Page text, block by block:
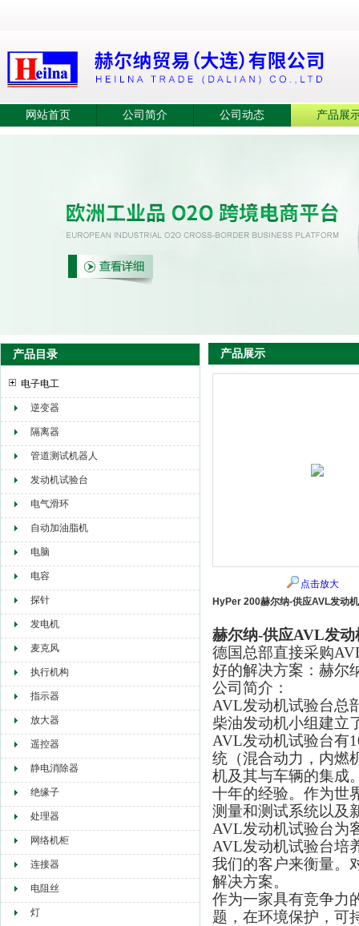
赫尔纳贸易（大连）有限公司
网站首页 公司简介 公司动态 产品展
产品目录
电子电工
逆变器
隔离器
管道测试机器人
发动机试验台
电气滑环
自动加油脂机
电脑
电容
探针
发电机
麦克风
执行机构
指示器
放大器
遥控器
静电消除器
绝缘子
处理器
网络机柜
连接器
电阻丝
灯
产品展示
点击放大
HyPer 200赫尔纳-供应AVL发动
赫尔纳-供应AVL发动
德国总部直接采购
好的解决方案：赫尔
公司简介：
AVL发动机试验台总
柴油发动机小组建立
AVL发动机试验台有
统（混合动力，内燃
机及其与车辆的集成
十年的经验。作为世
测量和测试系统以及
AVL发动机试验台为
AVL发动机试验台培
我们的客户来衡量。
解决方案。
作为一家具有竞争力
题，在环境保护，可